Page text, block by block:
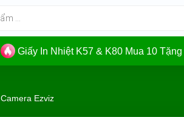
Giấy In Nhiệt K57 & K80 Mua 10
Camera Ezviz